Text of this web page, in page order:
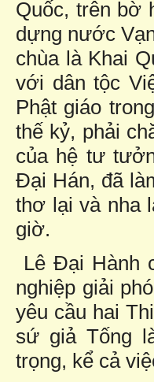
Quốc, trên bờ
dựng nước
chùa là Khai
với dân tộc
Phật giáo
thế kỷ, phải
của hệ tư
Đại Hán, đã
thơ lại và nha
giờ.
Lê Đại Hành
nghiệp giải
yêu cầu hai
sứ giả Tống
trọng, kể cả